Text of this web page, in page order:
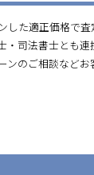
た適正価格で査
司法書士とも連
のご相談などお